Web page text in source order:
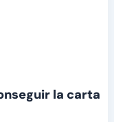
la carta